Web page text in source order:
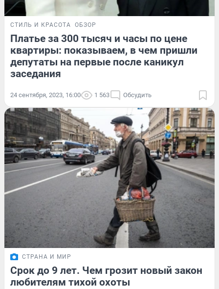
СТИЛЬ И КРАСОТА ОБЗОР
Платье за 300 тысяч и часы по цене
квартиры: показываем, в чем пришли
депутаты на первые после каникул
заседания
24 сентября, 2023, 16:00 1 563 Обсудить
СТРАНА И МИР
Срок до 9 лет. Чем грозит новый закон
любителям тихой охоты